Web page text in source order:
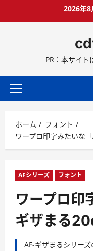
ス
ッ
2026年8
PR：本サイト
メ
メ
ニ
ュ
ホーム
フォント
ワープロ印字みたいな
AFシリーズ フォント
ワープロ
ギザまる
AF-ギザまるシリー